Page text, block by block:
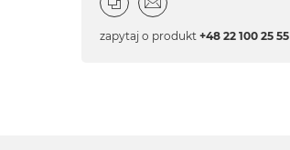
zapytaj o produkt +48 22 100 25 55